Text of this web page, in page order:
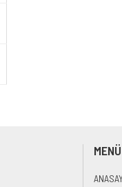
MENÜ